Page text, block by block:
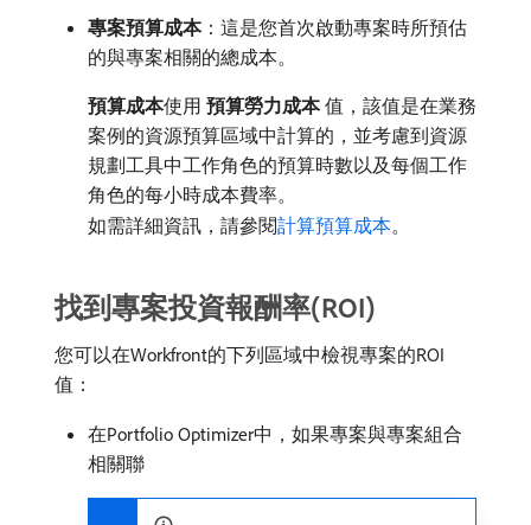
專案預算成本：這是您首次啟動專案時所預估
的與專案相關的總成本。
預算成本​使用​ 預算勞力成本​值，該值是在業務
案例的資源預算區域中計算的，並考慮到資源
規劃工具中工作角色的預算時數以及每個工作
角色的每小時成本費率。
如需詳細資訊，請參閱計算預算成本。
找到專案投資報酬率(ROI)
您可以在Workfront的下列區域中檢視專案的ROI
值：
在Portfolio Optimizer中，如果專案與專案組合
相關聯